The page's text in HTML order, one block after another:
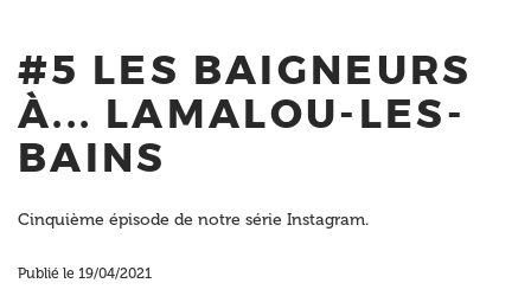
#5 LES BAIGNEURS
À... LAMALOU-LES-
BAINS
Cinquième épisode de notre série Instagram.
Publié le 19/04/2021